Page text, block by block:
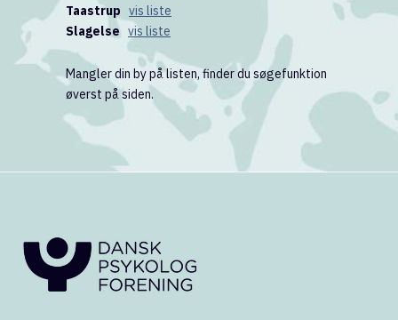
Taastrup vis liste
Slagelse vis liste
Mangler din by på listen, finder du søgefunktion
øverst på siden.